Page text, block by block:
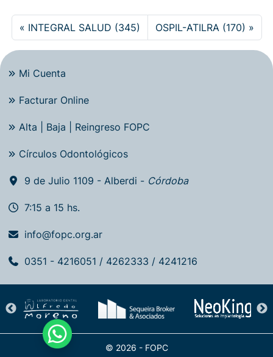
INTEGRAL SALUD (345) OSPIL-ATILRA (170)
Mi Cuenta
Facturar Online
Alta | Baja | Reingreso FOPC
Círculos Odontológicos
9 de Julio 1109 - Alberdi - Córdoba
7:15 a 15 hs.
info@fopc.org.ar
0351 - 4216051 / 4262333 / 4241216
© 2026 - FOPC